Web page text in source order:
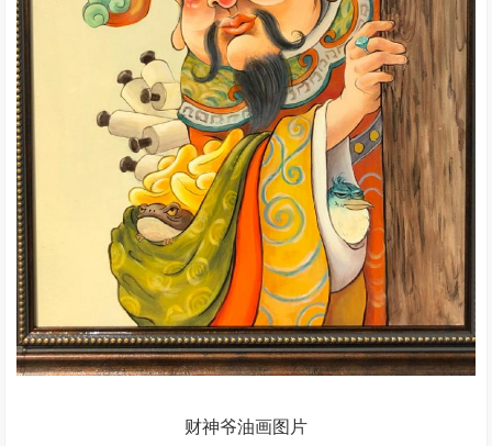
财神爷油画图片